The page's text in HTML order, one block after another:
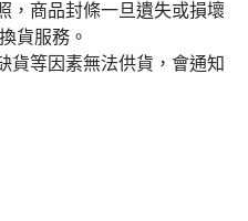
，商品封條一旦遺失或損壞
貨服務。
貨等因素無法供貨，會通知